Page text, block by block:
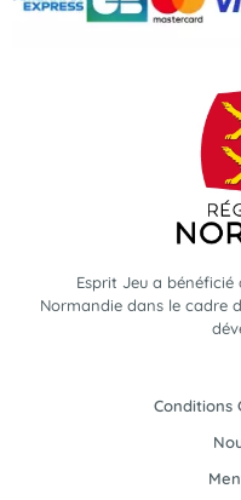
Esprit Jeu a
Normandie dans le cadre
Conditions